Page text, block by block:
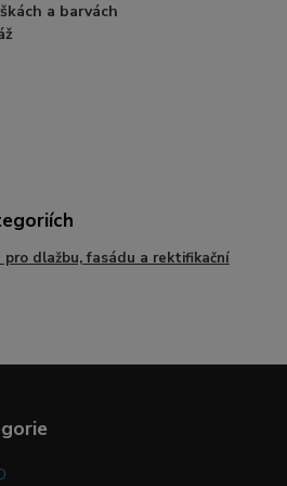
a barvách
dlažbu, fasádu a rektifikační